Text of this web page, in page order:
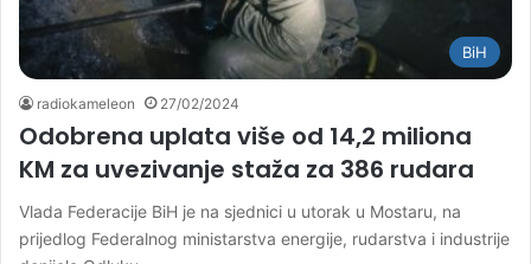
BiH
radiokameleon 27/02/2024
Odobrena uplata više od 14,2 miliona
KM za uvezivanje staža za 386 rudara
Vlada Federacije BiH je na sjednici u utorak u Mostaru, na
prijedlog Federalnog ministarstva energije, rudarstva i industrije